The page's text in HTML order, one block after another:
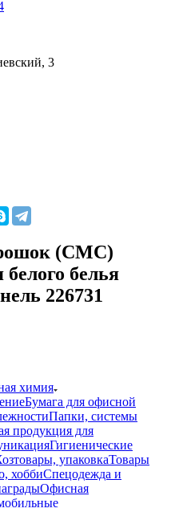
3
(СМС)
белья
226731
химия
Бумага для офисной
Папки, системы
продукция для
Гигиенические
упаковкаТовары
хоббиСпецодежда и
Офисная